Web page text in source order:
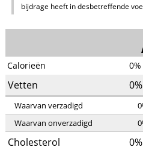
bijdrage heeft in desbetreffende
Calorieën 0%
Vetten 0%
Waarvan verzadigd
Waarvan onverzadigd
Cholesterol 0%